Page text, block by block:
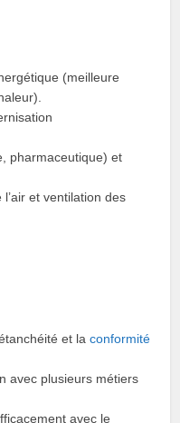
(meilleure
pharmaceutique) et
et ventilation des
et laconformité
avec plusieurs métiers
avec le